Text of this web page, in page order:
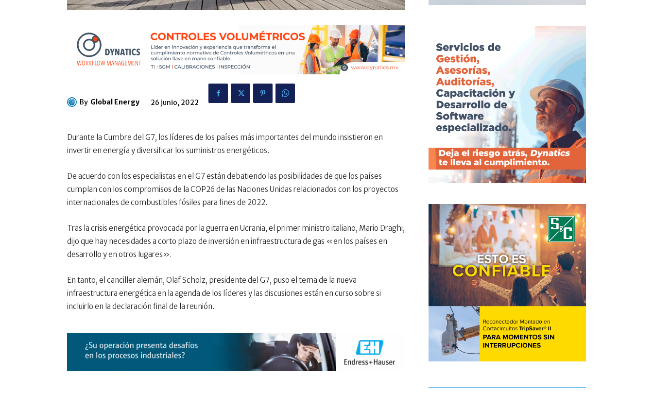
By Global Energy 26 junio, 2022
Durante la Cumbre del G7, los líderes de los países más importantes del mundo insistieron en
invertir en energía y diversificar los suministros energéticos.
De acuerdo con los especialistas en el G7 están debatiendo las posibilidades de que los países
cumplan con los compromisos de la COP26 de las Naciones Unidas relacionados con los proyectos
internacionales de combustibles fósiles para fines de 2022.
Tras la crisis energética provocada por la guerra en Ucrania, el primer ministro italiano, Mario Draghi,
dijo que hay necesidades a corto plazo de inversión en infraestructura de gas «en los países en
desarrollo y en otros lugares».
En tanto, el canciller alemán, Olaf Scholz, presidente del G7, puso el tema de la nueva
infraestructura energética en la agenda de los líderes y las discusiones están en curso sobre si
incluirlo en la declaración final de la reunión.